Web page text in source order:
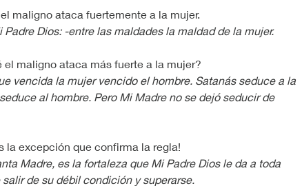
maligno ataca fuertemente a la mujer.
Padre Dios: -entre las maldades la maldad de la mujer.
el maligno ataca más fuerte a la mujer?
vencida la mujer vencido el hombre. Satanás seduce a la
al hombre. Pero Mi Madre no se dejó seducir de
la excepción que confirma la regla!
Madre, es la fortaleza que Mi Padre Dios le da a toda
de su débil condición y superarse.